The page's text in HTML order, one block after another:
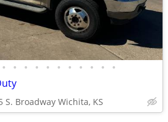
• • • • • • • • • • •
S. Broadway Wichita, KS